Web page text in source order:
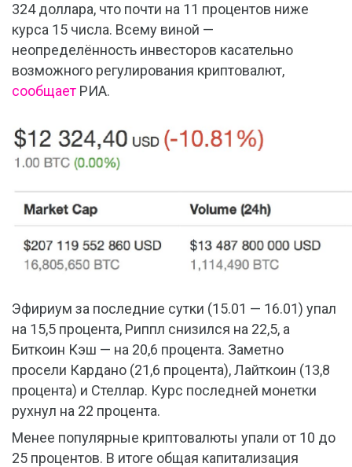
324 доллара, что почти на 11 процентов ниже
курса 15 числа. Всему виной —
неопределённость инвесторов касательно
возможного регулирования криптовалют,
сообщает РИА.
Эфириум за последние сутки (15.01 — 16.01) упал
на 15,5 процента, Риппл снизился на 22,5, а
Биткоин Кэш — на 20,6 процента. Заметно
просели Кардано (21,6 процента), Лайткоин (13,8
процента) и Стеллар. Курс последней монетки
рухнул на 22 процента.
Менее популярные криптовалюты упали от 10 до
25 процентов. В итоге общая капитализация